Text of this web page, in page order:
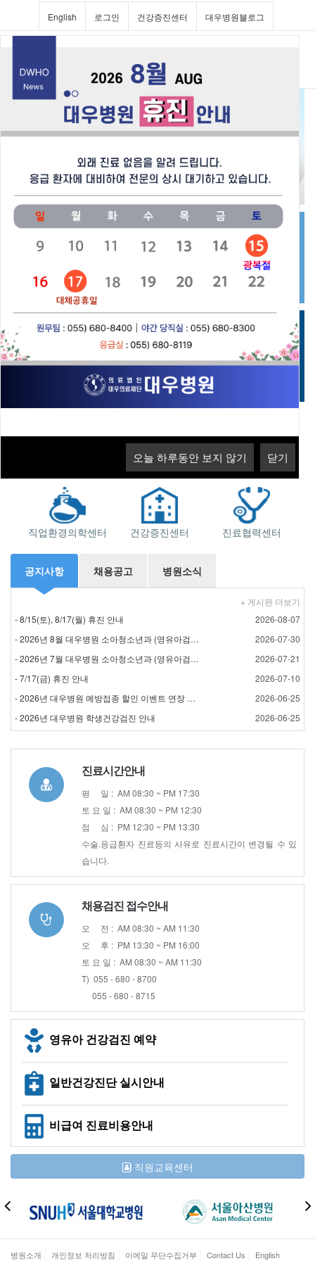
오늘 하루동안 보지 않기 닫기
오늘 하루동안 보지 않기 닫기
English 로그인 건강증진센터 대우병원블로그
진료과 및 의료진소개
고객의 소리
소화기센터 근로자건강센터
직업환경의학센터 건강증진센터 진료협력센터
공지사항 채용공고 병원소식
+ 게시판 더보기
- 8/15(토), 8/17(월) 휴진 안내
2026-08-07
- 2026년 8월 대우병원 소아청소년과 (영유아검진) 검…
2026-07-30
- 2026년 7월 대우병원 소아청소년과 (영유아검진) 검…
2026-07-21
- 7/17(금) 휴진 안내
2026-07-10
- 2026년 대우병원 예방접종 할인 이벤트 연장 안내
2026-06-25
- 2026년 대우병원 학생건강검진 안내
2026-06-25
진료시간안내
평 일 : AM 08:30 ~ PM 17:30
토 요 일 : AM 08:30 ~ PM 12:30
점 심 : PM 12:30 ~ PM 13:30
수술.응급환자 진료등의 사유로 진료시간이 변경될 수 있
습니다.
채용검진 접수안내
오 전 : AM 08:30 ~ AM 11:30
오 후 : PM 13:30 ~ PM 16:00
토 요 일 : AM 08:30 ~ AM 11:30
T) 055 - 680 - 8700
055 - 680 - 8715
영유아 건강검진 예약
일반건강진단 실시안내
비급여 진료비용안내
직원교육센터
병원소개 개인정보 처리방침 이메일 무단수집거부 Contact Us English